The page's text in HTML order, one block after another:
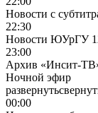
Новости с
22:30
Новости ЮУрГУ
23:00
Архив «Инсит-
Ночной эфир
развернуть
00:00